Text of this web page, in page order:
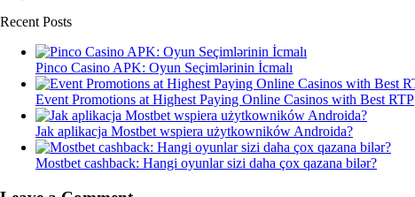
Recent Posts
Pinco Casino APK: Oyun Seçimlərinin İcmalı
Event Promotions at Highest Paying Online Casinos with Best RTP
Jak aplikacja Mostbet wspiera użytkowników Androida?
Mostbet cashback: Hangi oyunlar sizi daha çox qazana bilər?